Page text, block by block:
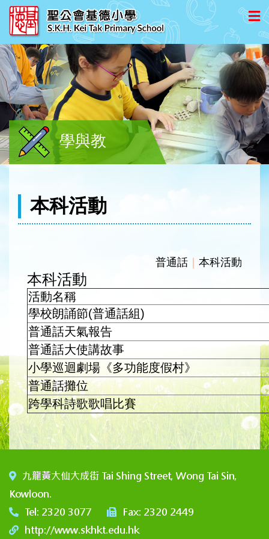
學與教
本科活動
普通話 本科活動
本科活動
活動名稱
學校朗誦節(普通話組)
普通話天氣報告
普通話大使講故事
小學巡迴劇場《多功能度假村》
普通話攤位
跨學科詩歌歌唱比賽
九龍黃大仙大成街 Tai Shing Street, Wong Tai Sin,
Kowloon.
Tel: 2320 3077
Fax: 2320 2449
http://www.skhkt.edu.hk